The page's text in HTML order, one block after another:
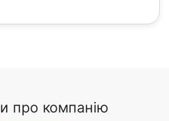
про компанію